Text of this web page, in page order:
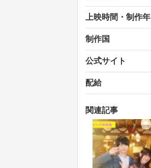
上映時間・制作年
制作国
公式サイト
配給
関連記事